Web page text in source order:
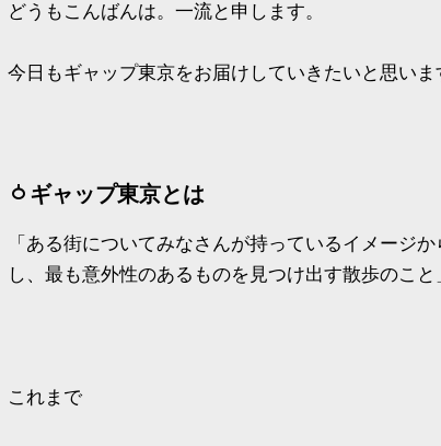
どうもこんばんは。一流と申します。
今日もギャップ東京をお届けしていきたいと思いま
ギャップ東京とは
「ある街についてみなさんが持っているイメージ
し、最も意外性のあるものを見つけ出す散歩のこと
これまで